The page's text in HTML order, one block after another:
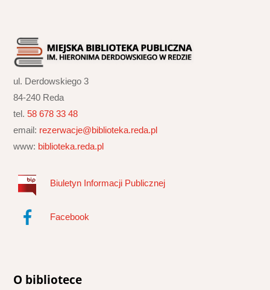
ul. Derdowskiego 3
84-240 Reda
tel.58 678 33 48
email: rezerwacje@biblioteka.reda.pl
www: biblioteka.reda.pl
Biuletyn Informacji Publicznej
Facebook
O bibliotece